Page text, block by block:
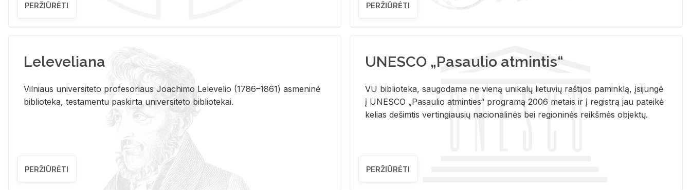
PERŽIŪRĖTI PERŽIŪRĖTI
Leleveliana
Vil­niaus uni­ver­si­te­to pro­fe­so­riaus Jo­a­chi­mo Le­le­ve­lio (1786–1861) as­me­ni­nė
bi­b­lio­te­ka, te­sta­men­tu pa­skir­ta uni­ver­si­te­to bi­b­lio­te­kai.
PERŽIŪRĖTI
UNESCO „Pasaulio atmintis“
VU biblioteka, saugodama ne vieną unikalų lietuvių raštijos paminklą, įsijungė
į UNESCO „Pasaulio atminties“ programą 2006 metais ir į registrą jau pateikė
kelias dešimtis vertingiausių nacionalinės bei regioninės reikšmės objektų.
PERŽIŪRĖTI